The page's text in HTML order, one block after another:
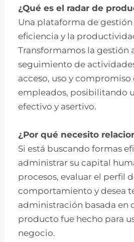
¿Qué es el radar de
Una plataforma de gestión
eficiencia y la
Transformamos la gestión
seguimiento de
acceso, uso y compromiso
empleados, posibilitando
efectivo y asertivo.
¿Por qué necesito
Si está buscando formas
administrar su capital
procesos, evaluar el perfil
comportamiento y desea
administración basada en
producto fue hecho para
negocio.